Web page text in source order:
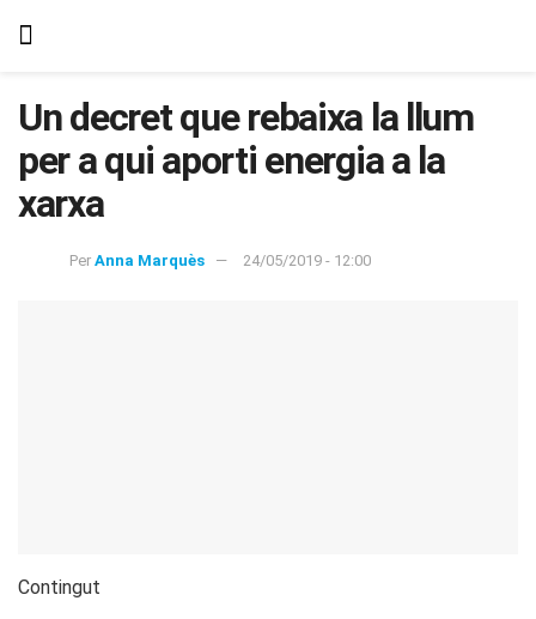
Un decret que rebaixa la llum
per a qui aporti energia a la
xarxa
Per Anna Marquès 24/05/2019 - 12:00
Contingut